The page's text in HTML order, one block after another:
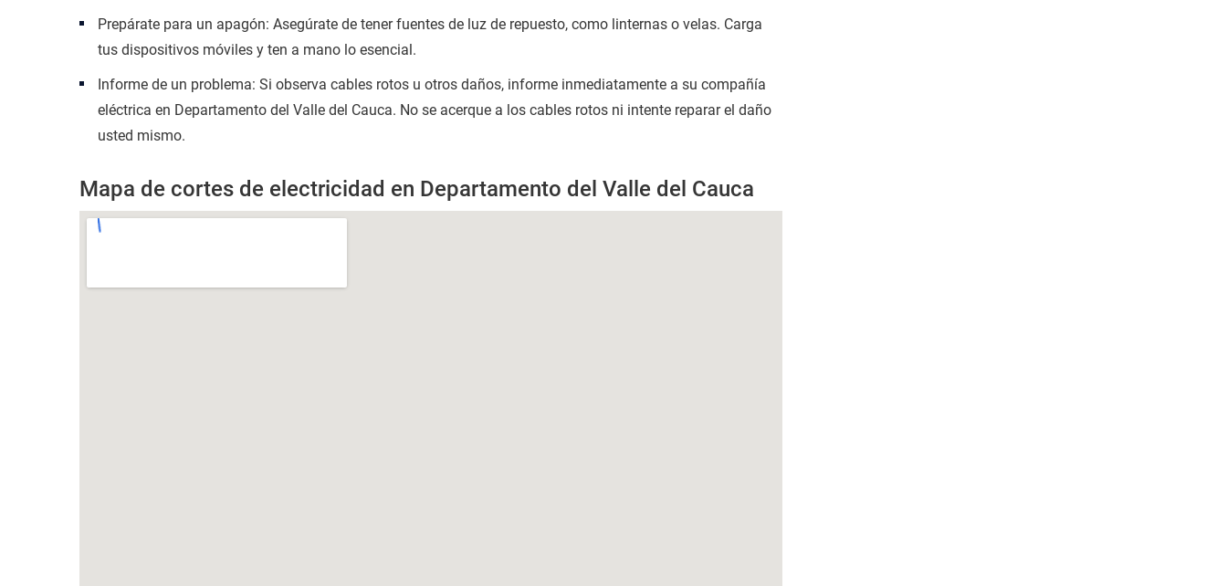
Prepárate para un apagón: Asegúrate de tener fuentes de luz de repuesto, como linternas o velas. Carga
tus dispositivos móviles y ten a mano lo esencial.
Informe de un problema: Si observa cables rotos u otros daños, informe inmediatamente a su compañía
eléctrica en Departamento del Valle del Cauca. No se acerque a los cables rotos ni intente reparar el daño
usted mismo.
Mapa de cortes de electricidad en Departamento del Valle del Cauca